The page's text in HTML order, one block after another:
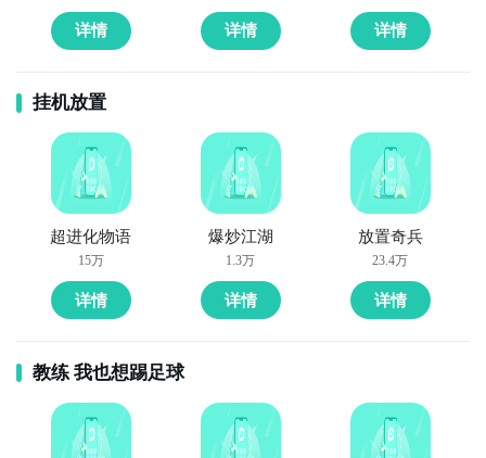
通过上面的游戏介绍和图片，可能大家对滚球大作战手
有大致的了解了，不过这么游戏要怎么样才能抢先体验
到呢？不用担心，目前九游客户端已经开通了测试提醒
了，通过在九游APP中搜索“滚球大作战手”，点击右边
的【订阅】或者是【开测提醒】，订阅游戏就不会错过
最先的下载机会了咯！
一键高速下载，礼包轻松到手！
详情 详情 详情
挂机放置
超进化物语
15万
详情
爆炒江湖
1.3万
详情
放置奇兵
23.4万
详情
教练 我也想踢足球